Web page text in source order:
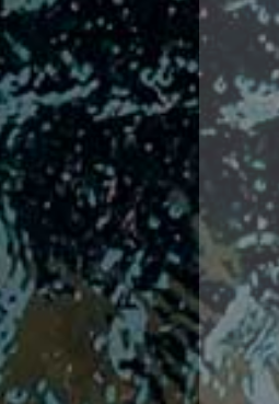
Flash
Master
Campionati
Circuito
Calendario
Norme e
Risultati e
Analisi e
News
Flash
SIT
Sezione
GUG